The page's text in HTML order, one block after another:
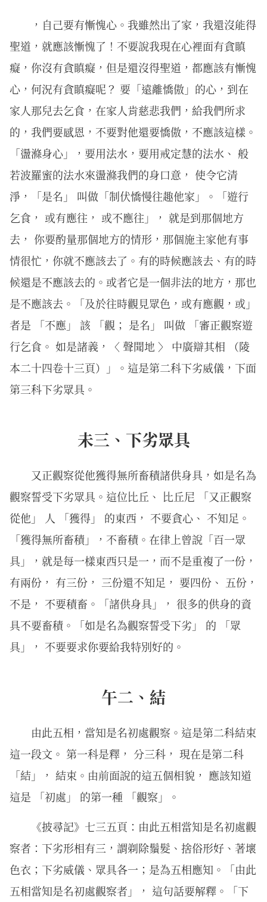
，自己要有慚愧心。我雖然出了家，我還沒能得
聖道，就應該慚愧了！不要說我現在心裡面有貪瞋
癡，你沒有貪瞋癡，但是還沒得聖道，都應該有慚愧
心，何況有貪瞋癡呢？ 要「遠離憍傲」的心，到在
家人那兒去乞食，在家人肯慈悲我們，給我們所求
的，我們要感恩，不要對他還要憍傲，不應該這樣。
「盪滌身心」，要用法水，要用戒定慧的法水、 般
若波羅蜜的法水來盪滌我們的身口意， 使令它清
淨，「是名」 叫做「制伏憍慢往趣他家」。「遊行
乞食， 或有應往， 或不應往」， 就是到那個地方
去， 你要酌量那個地方的情形，那個施主家他有事
情很忙，你就不應該去了。有的時候應該去、有的時
候還是不應該去的。或者它是一個非法的地方，那也
是不應該去。「及於往時觀見眾色，或有應觀，或」
者是 「不應」 該 「觀； 是名」 叫做 「審正觀察遊
行乞食。 如是諸義，〈 聲聞地 〉 中廣辯其相 （陵
本二十四卷十三頁）」。這是第二科下劣威儀，下面
第三科下劣眾具。
未三、下劣眾具
又正觀察從他獲得無所畜積諸供身具，如是名為
觀察誓受下劣眾具。這位比丘、 比丘尼 「又正觀察
從他」 人 「獲得」 的東西， 不要貪心、 不知足。
「獲得無所畜積」，不畜積。在律上曾說「百一眾
具」，就是每一樣東西只是一，而不是重複了一份，
有兩份， 有三份， 三份還不知足， 要四份、 五份，
不是， 不要積畜。「諸供身具」， 很多的供身的資
具不要畜積。「如是名為觀察誓受下劣」 的 「眾
具」， 不要要求你要給我特別好的。
午二、結
由此五相，當知是名初處觀察。這是第二科結束
這一段文。 第一科是釋， 分三科， 現在是第二科
「結」， 結束。由前面說的這五個相貌， 應該知道
這是 「初處」 的第一種 「觀察」。
《披尋記》七三五頁：由此五相當知是名初處觀
察者：下劣形相有三，謂剃除鬚髮、捨俗形好、著壞
色衣；下劣威儀、眾具各一；是為五相應知。「由此
五相當知是名初處觀察者」， 這句話要解釋。「下